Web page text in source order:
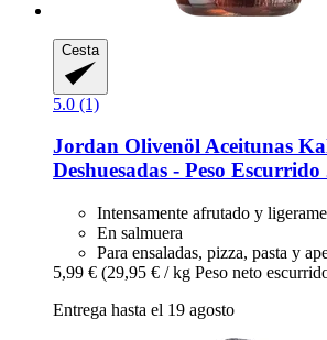
Cesta
5.0 (1)
Jordan OlivenölAceitunas
Deshuesadas -​ Peso
Intensamente afrutado y
En salmuera
Para ensaladas, pizza, pasta y
5,99 € (29,95 € / kg Peso neto
Entrega hasta el 19 agosto